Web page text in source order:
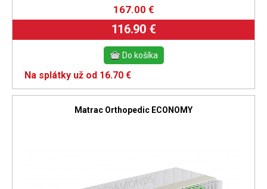
167.00 €
116.90 €
Na splátky už od 16.70 €
Matrac Orthopedic ECONOMY